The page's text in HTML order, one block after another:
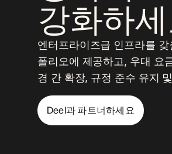
강화하세
엔터프라이즈급 인프라를
폴리오에 제공하고, 우대 요
경 간 확장, 규정 준수 유지
Deel과 파트너하세요